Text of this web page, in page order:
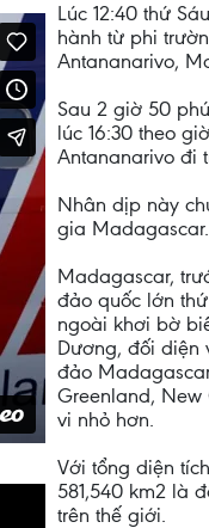
Lúc 12:40 thứ
hành từ phi
Antananarivo,
Sau 2 giờ 50
lúc 16:30 theo
Antananarivo đi
Nhân dịp này
gia Madagascar.
Madagascar,
đảo quốc lớn
ngoài khơi bờ
Dương, đối diện
đảo
Greenland, New
vi nhỏ hơn.
Với tổng diện
581,540 km2 là
trên thế giới.